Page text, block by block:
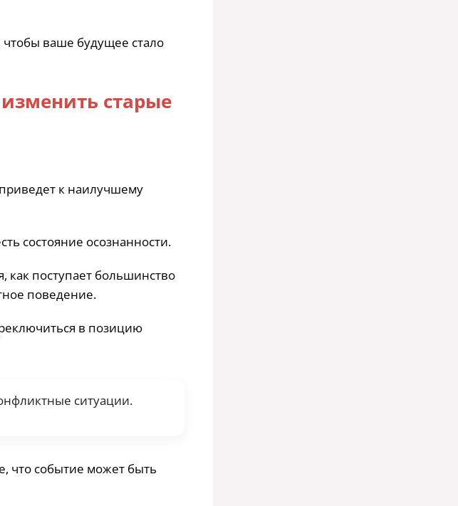
чтобы ваше будущее стало
старые
к наилучшему
состояние осознанности.
поступает большинство
поведение.
в позицию
ситуации.
что событие может быть